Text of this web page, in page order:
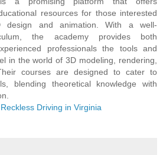
resources for those interested
design and animation. With a well-
the academy provides both
professionals the tools and
in the world of 3D modeling, rendering,
courses are designed to cater to
blending theoretical knowledge with
Driving in Virginia